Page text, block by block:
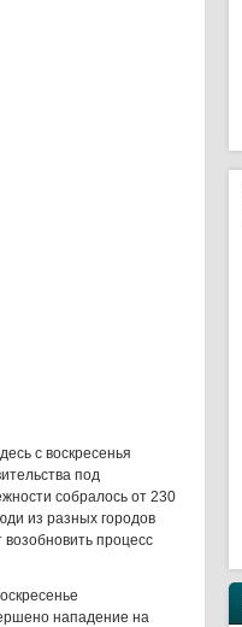
с воскресенья
под
собралось от 230
из разных городов
процесс
нападение на